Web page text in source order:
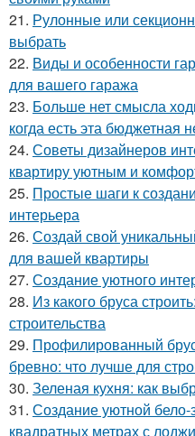
21. Рулонные или
выбрать
22. Виды и особенности
для вашего гаража
23. Больше нет смысла
когда есть эта бюджетная
24. Советы дизайнеров
квартиру уютным и
25. Простые шаги к
интерьера
26. Создай свой
для вашей квартиры
27. Создание уютного
28. Из какого бруса
строительства
29. Профилированный
бревно: что лучше для
30. Зеленая кухня: как
31. Создание уютной бело-
квадратных метрах с